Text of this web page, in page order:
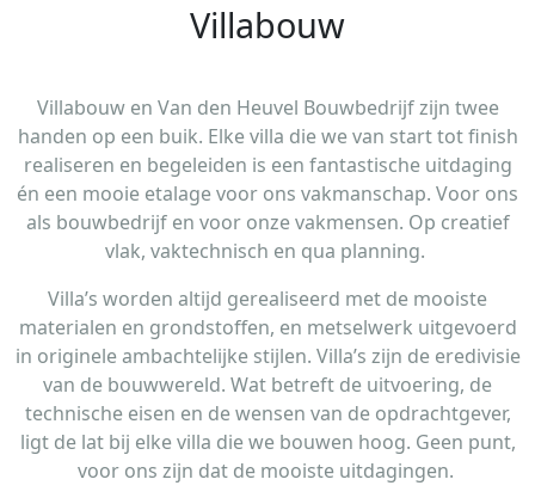
Villabouw
Villabouw en Van den Heuvel Bouwbedrijf zijn twee
handen op een buik. Elke villa die we van start tot finish
realiseren en begeleiden is een fantastische uitdaging
én een mooie etalage voor ons vakmanschap. Voor ons
als bouwbedrijf en voor onze vakmensen. Op creatief
vlak, vaktechnisch en qua planning.
Villa’s worden altijd gerealiseerd met de mooiste
materialen en grondstoffen, en metselwerk uitgevoerd
in originele ambachtelijke stijlen. Villa’s zijn de eredivisie
van de bouwwereld. Wat betreft de uitvoering, de
technische eisen en de wensen van de opdrachtgever,
ligt de lat bij elke villa die we bouwen hoog. Geen punt,
voor ons zijn dat de mooiste uitdagingen.